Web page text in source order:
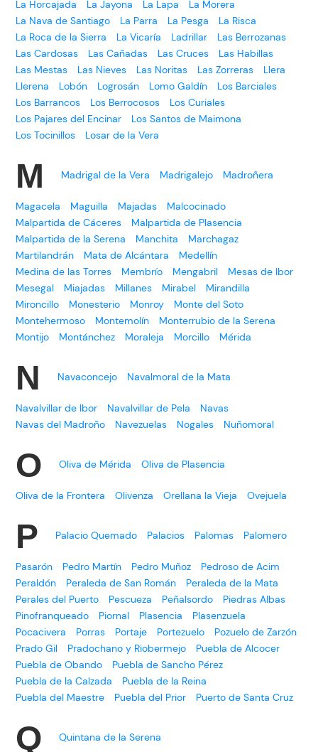
La Horcajada La Jayona La Lapa
La Morera
La Nava de Santiago
La Parra La Pesga
La Risca
La Roca de la Sierra
La Vicaría Ladrillar
Las Berrozanas
Las Cardosas
Las Cañadas Las Cruces
Las Habillas
Las Mestas
Las Nieves Las Noritas Las Zorreras
Llera
Llerena
Lobón Logrosán Lomo Galdín
Los Barciales
Los Barrancos
Los Berrocosos
Los Curiales
Los Pajares del Encinar
Los Santos de Maimona
Los Tocinillos
Losar de la Vera
M Madrigal de la Vera Madrigalejo Madroñera
Magacela Maguilla Majadas
Malcocinado
Malpartida de Cáceres
Malpartida de Plasencia
Malpartida de la Serena
Manchita
Marchagaz
Martilandrán
Mata de Alcántara
Medellín
Medina de las Torres
Membrío Mengabril
Mesas de Ibor
Mesegal
Miajadas Millanes Mirabel
Mirandilla
Mironcillo
Monesterio Monroy
Monte del Soto
Montehermoso
Montemolín
Monterrubio de la Serena
Montijo
Montánchez Moraleja Morcillo Mérida
N Navaconcejo Navalmoral de la Mata
Navalvillar de Ibor Navalvillar de Pela
Navas
Navas del Madroño
Navezuelas Nogales Nuñomoral
O Oliva de Mérida Oliva de Plasencia
Oliva de la Frontera Olivenza Orellana la Vieja Ovejuela
P Palacio Quemado Palacios Palomas Palomero
Pasarón Pedro Martín Pedro Muñoz
Pedroso de Acim
Peraldón
Peraleda de San Román
Peraleda de la Mata
Perales del Puerto
Pescueza Peñalsordo
Piedras Albas
Pinofranqueado
Piornal Plasencia
Plasenzuela
Pocacivera
Porras Portaje Portezuelo
Pozuelo de Zarzón
Prado Gil
Pradochano y Riobermejo
Puebla de Alcocer
Puebla de Obando
Puebla de Sancho Pérez
Puebla de la Calzada
Puebla de la Reina
Puebla del Maestre
Puebla del Prior Puerto de Santa Cruz
Q Quintana de la Serena